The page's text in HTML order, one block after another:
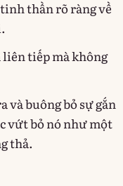
thần rõ ràng về
liên tiếp mà không
và buông bỏ sự gắn
vứt bỏ nó như một
thả.